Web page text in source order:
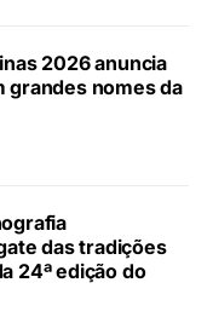
2026 anuncia
grandes nomes da
das tradições
24ª edição do